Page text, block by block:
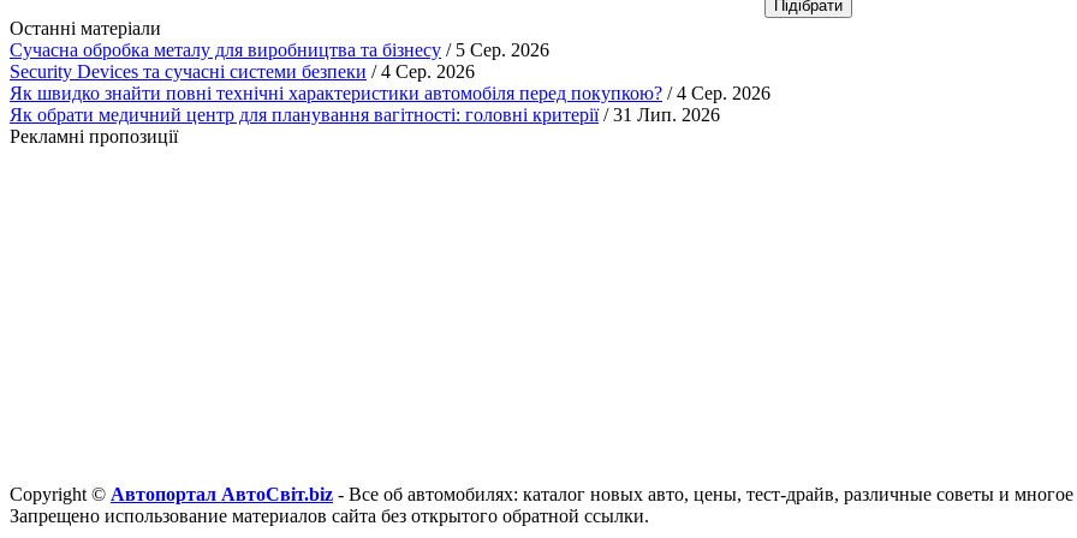
Останні матеріали
Сучасна обробка металу для виробництва та бізнесу / 5 Сер. 2026
Security Devices та сучасні системи безпеки / 4 Сер. 2026
Як швидко знайти повні технічні характеристики автомобіля перед покупкою? / 4 Сер. 2026
Як обрати медичний центр для планування вагітності: головні критерії/ 31 Лип. 2026
Рекламні пропозиції
Copyright © Автопортал АвтоСвіт.biz - Все об автомобилях: каталог новых авто, цены, тест-драйв, различные советы и многое
Запрещено использование материалов сайта без открытого обратной ссылки.